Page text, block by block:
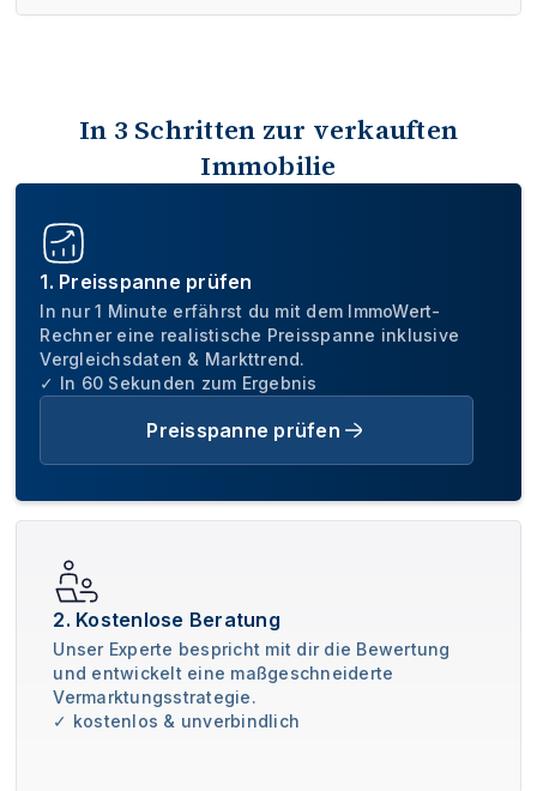
In 3 Schritten zur verkauften
Immobilie
1. Preisspanne prüfen
In nur 1 Minute erfährst du mit dem ImmoWert-
Rechner eine realistische Preisspanne inklusive
Vergleichsdaten & Markttrend.
✓ In 60 Sekunden zum Ergebnis
Preisspanne prüfen
2. Kostenlose Beratung
Unser Experte bespricht mit dir die Bewertung
und entwickelt eine maßgeschneiderte
Vermarktungsstrategie.
✓ kostenlos & unverbindlich